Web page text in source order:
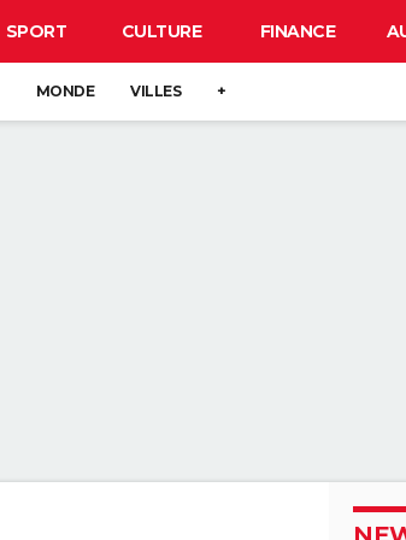
SPORT CULTURE FINANCE
MONDE VILLES +